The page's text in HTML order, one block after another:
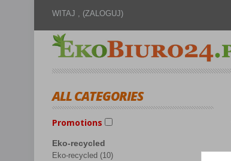
WITAJ , (ZALOGUJ)
ALL CATEGORIES
Promotions
Eko-recycled
Eko-recycled (10)